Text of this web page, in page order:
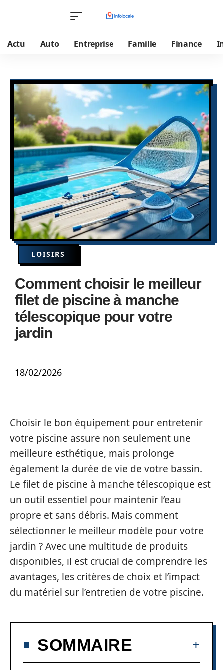
Actu Auto Entreprise Famille Finance
LOISIRS
Comment choisir le meilleur
filet de piscine à manche
télescopique pour votre
jardin
18/02/2026
Choisir le bon équipement pour entretenir
votre piscine assure non seulement une
meilleure esthétique, mais prolonge
également la durée de vie de votre bassin.
Le filet de piscine à manche télescopique est
un outil essentiel pour maintenir l’eau
propre et sans débris. Mais comment
sélectionner le meilleur modèle pour votre
jardin ? Avec une multitude de produits
disponibles, il est crucial de comprendre les
avantages, les critères de choix et l’impact
du matériel sur l’entretien de votre piscine.
SOMMAIRE